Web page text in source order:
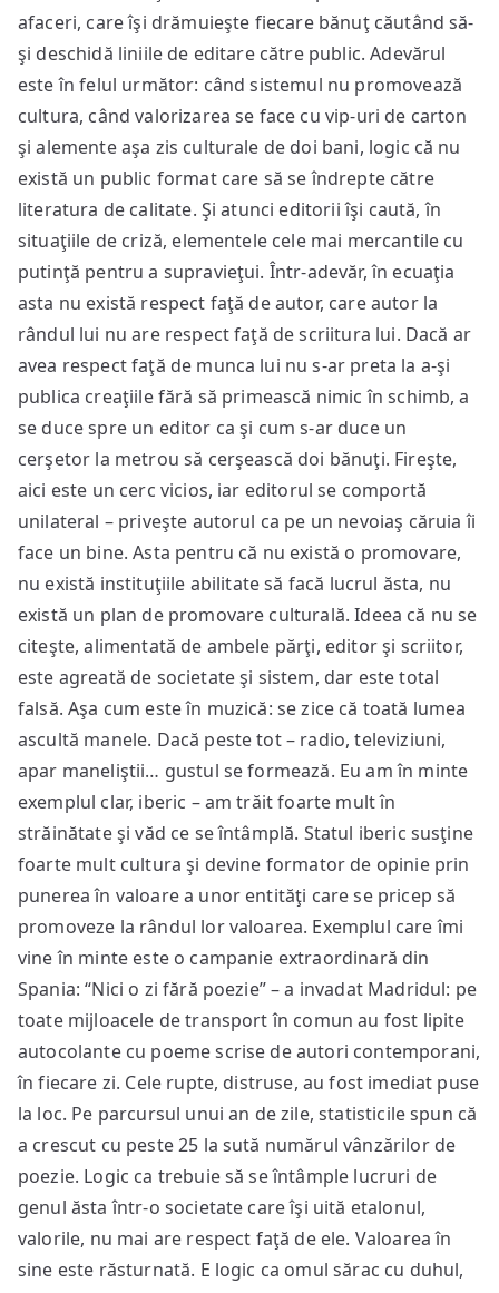
afaceri, care îşi drămuieşte fiecare bănuţ căutând să-
şi deschidă liniile de editare către public. Adevărul
este în felul următor: când sistemul nu promovează
cultura, când valorizarea se face cu vip-uri de carton
şi alemente aşa zis culturale de doi bani, logic că nu
există un public format care să se îndrepte către
literatura de calitate. Şi atunci editorii îşi caută, în
situaţiile de criză, elementele cele mai mercantile cu
putinţă pentru a supravieţui. Într-adevăr, în ecuaţia
asta nu există respect faţă de autor, care autor la
rândul lui nu are respect faţă de scriitura lui. Dacă ar
avea respect faţă de munca lui nu s-ar preta la a-şi
publica creaţiile fără să primească nimic în schimb, a
se duce spre un editor ca şi cum s-ar duce un
cerşetor la metrou să cerşească doi bănuţi. Fireşte,
aici este un cerc vicios, iar editorul se comportă
unilateral – priveşte autorul ca pe un nevoiaş căruia îi
face un bine. Asta pentru că nu există o promovare,
nu există instituţiile abilitate să facă lucrul ăsta, nu
există un plan de promovare culturală. Ideea că nu se
citeşte, alimentată de ambele părţi, editor şi scriitor,
este agreată de societate şi sistem, dar este total
falsă. Aşa cum este în muzică: se zice că toată lumea
ascultă manele. Dacă peste tot – radio, televiziuni,
apar maneliştii… gustul se formează. Eu am în minte
exemplul clar, iberic – am trăit foarte mult în
străinătate şi văd ce se întâmplă. Statul iberic susţine
foarte mult cultura şi devine formator de opinie prin
punerea în valoare a unor entităţi care se pricep să
promoveze la rândul lor valoarea. Exemplul care îmi
vine în minte este o campanie extraordinară din
Spania: “Nici o zi fără poezie” – a invadat Madridul: pe
toate mijloacele de transport în comun au fost lipite
autocolante cu poeme scrise de autori contemporani,
în fiecare zi. Cele rupte, distruse, au fost imediat puse
la loc. Pe parcursul unui an de zile, statisticile spun că
a crescut cu peste 25 la sută numărul vânzărilor de
poezie. Logic ca trebuie să se întâmple lucruri de
genul ăsta într-o societate care îşi uită etalonul,
valorile, nu mai are respect faţă de ele. Valoarea în
sine este răsturnată. E logic ca omul sărac cu duhul,